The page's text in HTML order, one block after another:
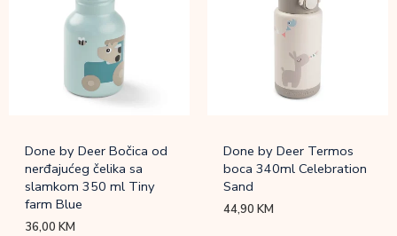
Done by Deer Bočica od
nerđajućeg čelika sa
slamkom 350 ml Tiny
farm Blue
36,00KM
Done by Deer Termos
boca 340ml Celebration
Sand
44,90KM